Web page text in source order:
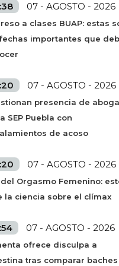
07 - AGOSTO - 2026
a clases BUAP: estas
importantes que
07 - AGOSTO - 2026
presencia de
SEP Puebla con
de acoso
07 - AGOSTO - 2026
Orgasmo Femenino:
la ciencia sobre el clímax
07 - AGOSTO - 2026
ofrece disculpa a
tras comparar baches